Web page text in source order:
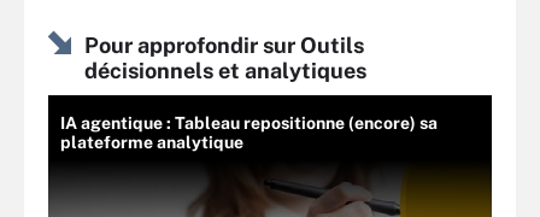
Pour approfondir sur Outils
décisionnels et analytiques
IA agentique : Tableau repositionne (encore) sa
plateforme analytique